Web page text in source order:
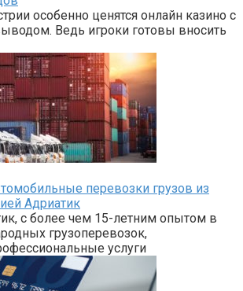
особенно ценятся онлайн казино с
Ведь игроки готовы вносить
перевозки грузов из
Адриатик
с более чем 15-летним опытом в
грузоперевозок,
услуги